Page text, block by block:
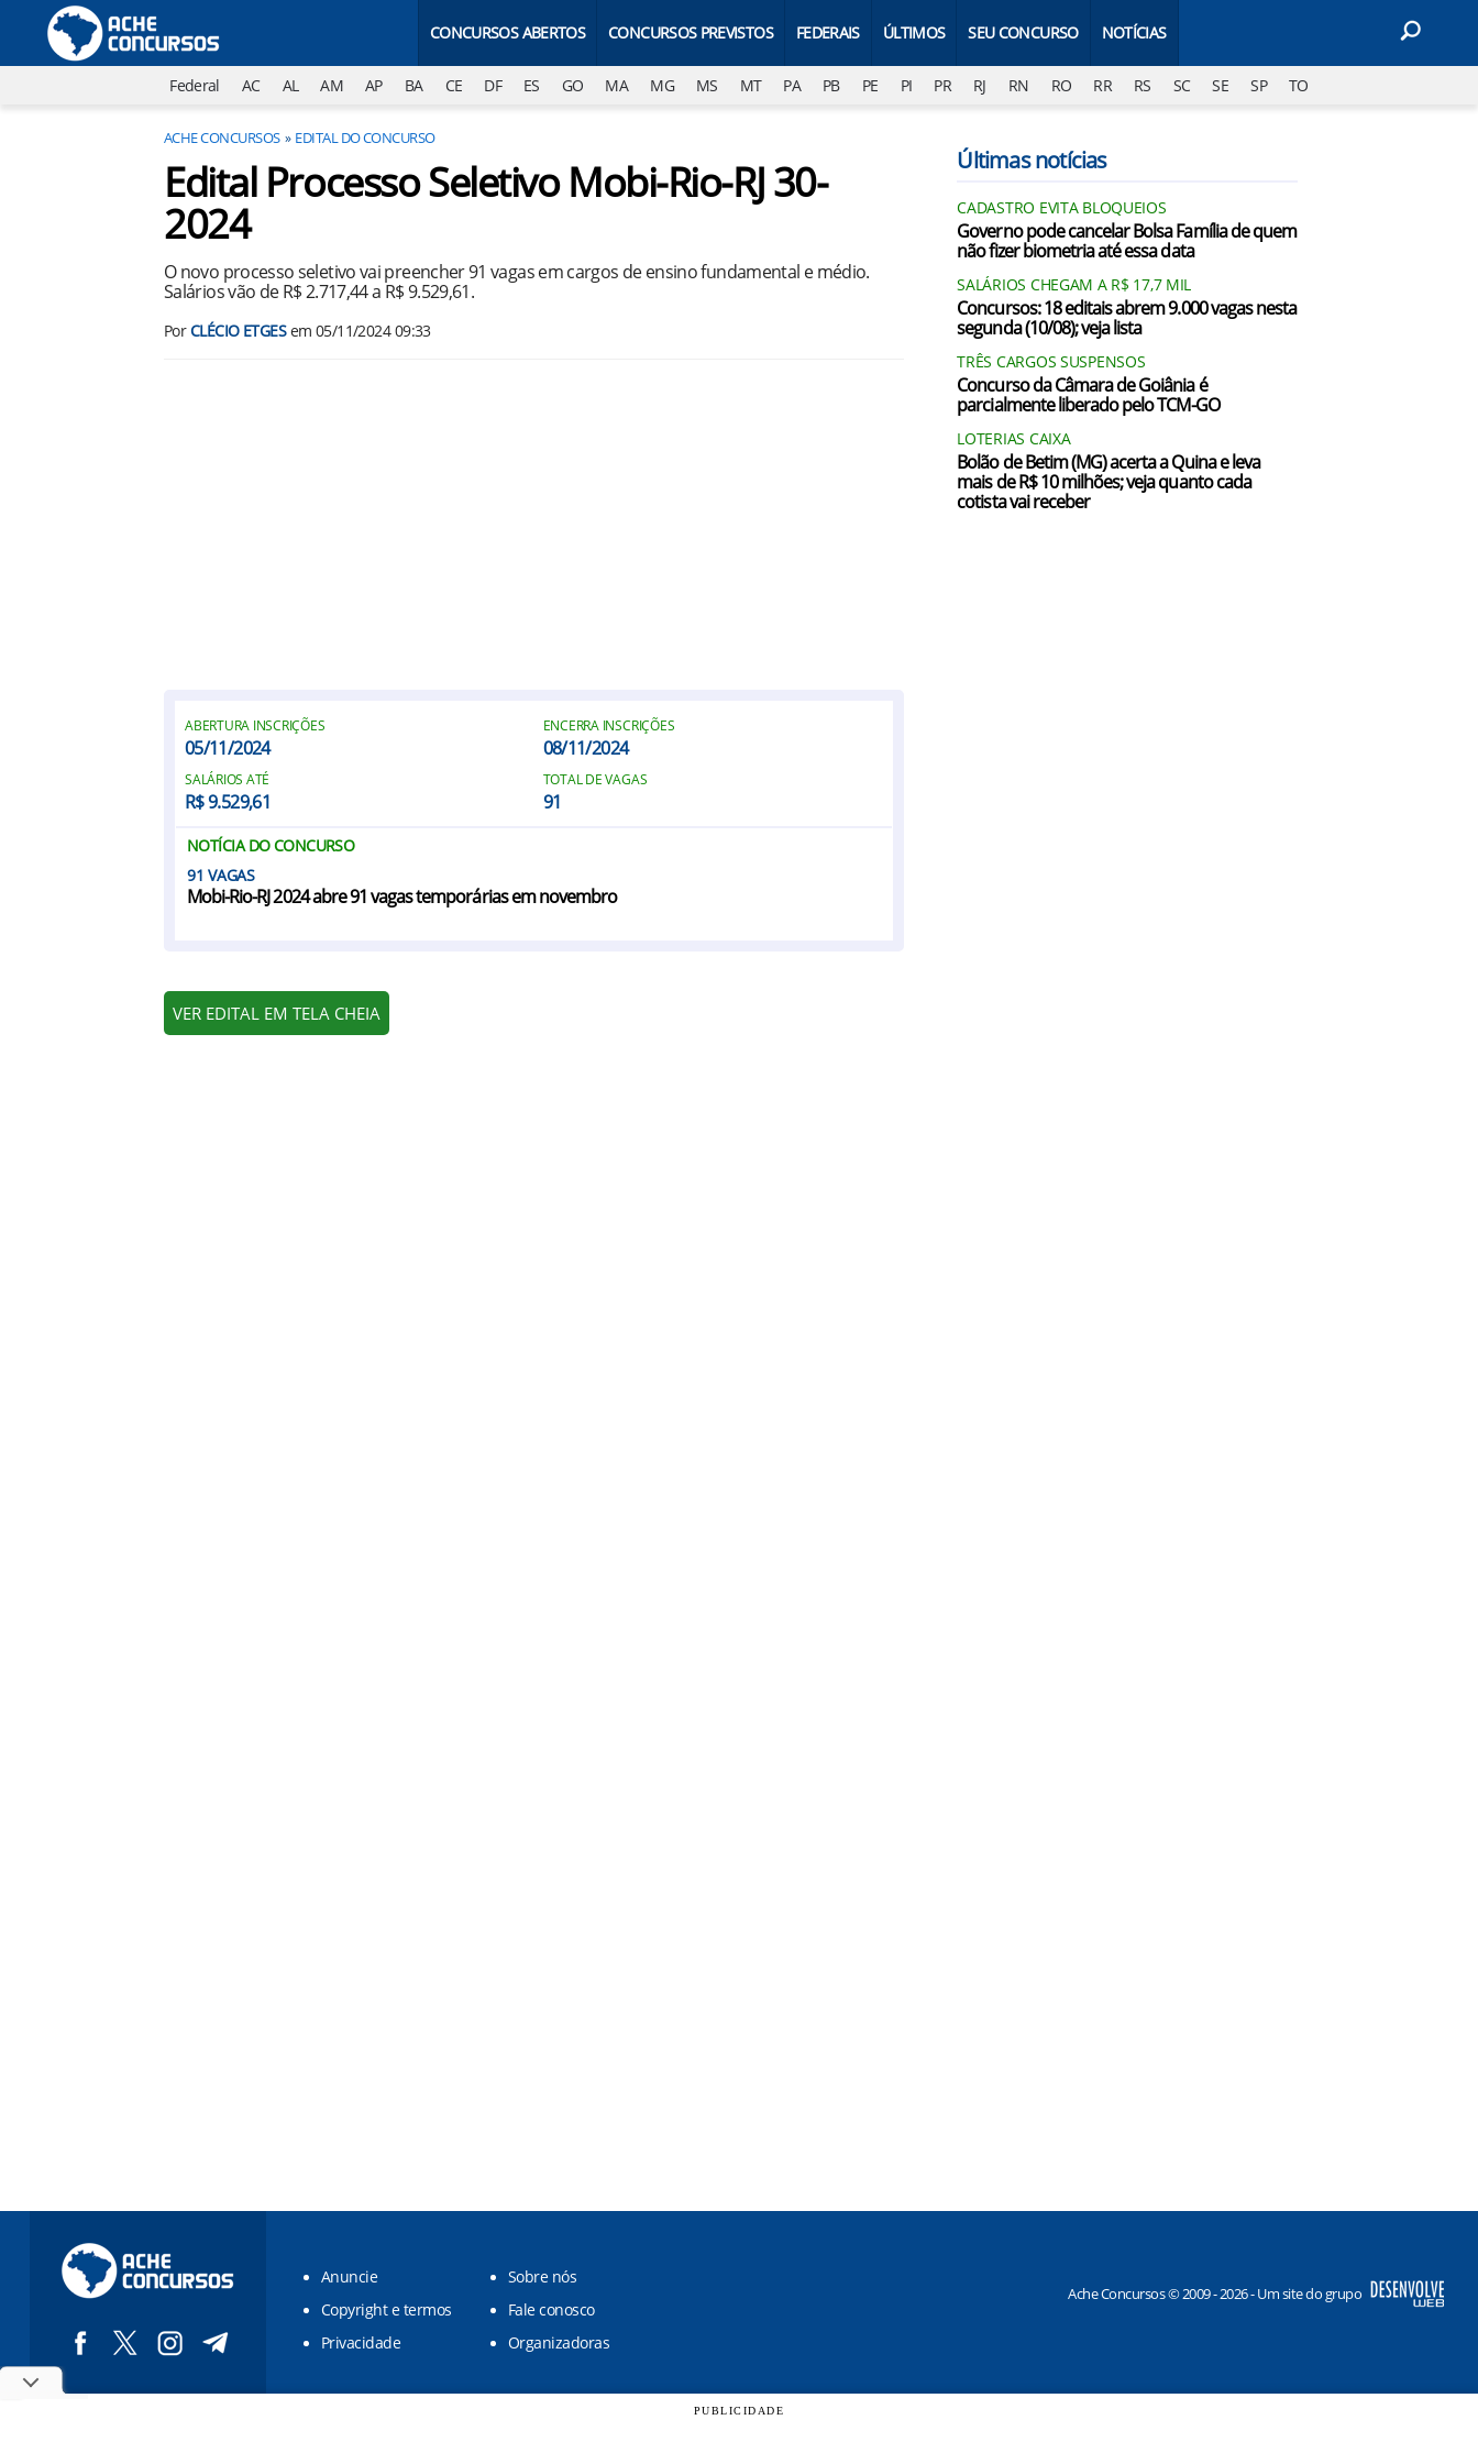
CONCURSOS ABERTOS CONCURSOS PREVISTOS FEDERAIS ÚLTIMOS SEU CONCURSO NOTÍCIAS
Federal AC AL AM AP BA CE DF ES GO MA MG MS MT PA PB PE PI PR RJ RN RO RR RS SC SE SP TO
ACHE CONCURSOS EDITAL DO CONCURSO
Edital Processo Seletivo Mobi-Rio-RJ 30-
2024
O novo processo seletivo vai preencher 91 vagas em cargos de ensino fundamental e médio.
Salários vão de R$ 2.717,44 a R$ 9.529,61.
PorCLÉCIO ETGESem 05/11/2024 09:33
ABERTURA INSCRIÇÕES
05/11/2024
ENCERRA INSCRIÇÕES
08/11/2024
SALÁRIOS ATÉ
R$ 9.529,61
TOTAL DE VAGAS
91
NOTÍCIA DO CONCURSO
91
Mobi-Rio-RJ 2024 abre 91 vagas temporárias em novembro
VER EDITAL EM TELA CHEIA
Últimas notícias
CADASTRO EVITA BLOQUEIOS
Governo pode cancelar Bolsa Família de quem
não fizer biometria até essa data
SALÁRIOS CHEGAM A R$ 17,7 MIL
Concursos: 18 editais abrem 9.000 vagas nesta
segunda (10/08); veja lista
TRÊS CARGOS SUSPENSOS
Concurso da Câmara de Goiânia é
parcialmente liberado pelo TCM-GO
LOTERIAS CAIXA
Bolão de Betim (MG) acerta a Quina e leva
mais de R$ 10 milhões; veja quanto cada
cotista vai receber
Anuncie
Sobre nós
Copyright e termos
Fale conosco
Privacidade
Organizadoras
Ache Concursos © 2009 - 2026 - Um site do grupo
PUBLICIDADE